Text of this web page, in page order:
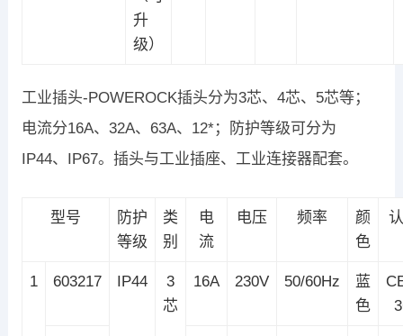
升
级）
工业插头-POWEROCK插头分为3芯、4芯、5芯等；
电流分16A、32A、63A、12*；防护等级可分为
IP44、IP67。插头与工业插座、工业连接器配套。
型号
防护
等级
类
别
电
流
电压 频率
颜
色
1 603217 IP44
3
芯
16A 230V 50/60Hz
蓝
色